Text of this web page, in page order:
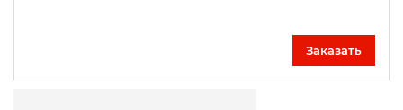
Заказать